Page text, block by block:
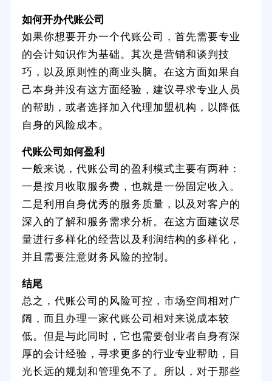
如何开办代账公司
如果你想要开办一个代账公司，首先需要专业
的会计知识作为基础。其次是营销和谈判技
巧，以及原则性的商业头脑。在这方面如果自
己本身并没有这方面经验，建议寻求专业人员
的帮助，或者选择加入代理加盟机构，以降低
自身的风险成本。
代账公司如何盈利
一般来说，代账公司的盈利模式主要有两种：
一是按月收取服务费，也就是一份固定收入。
二是利用自身优秀的服务质量，以及对客户的
深入的了解和服务需求分析。在这方面建议尽
量进行多样化的经营以及利润结构的多样化，
并且需要注意财务风险的控制。
结尾
总之，代账公司的风险可控，市场空间相对广
阔，而且办理一家代账公司相对来说成本较
低。但是与此同时，它也需要创业者自身有深
厚的会计经验，寻求更多的行业专业帮助，目
光长远的规划和管理免不了。所以，对于那些